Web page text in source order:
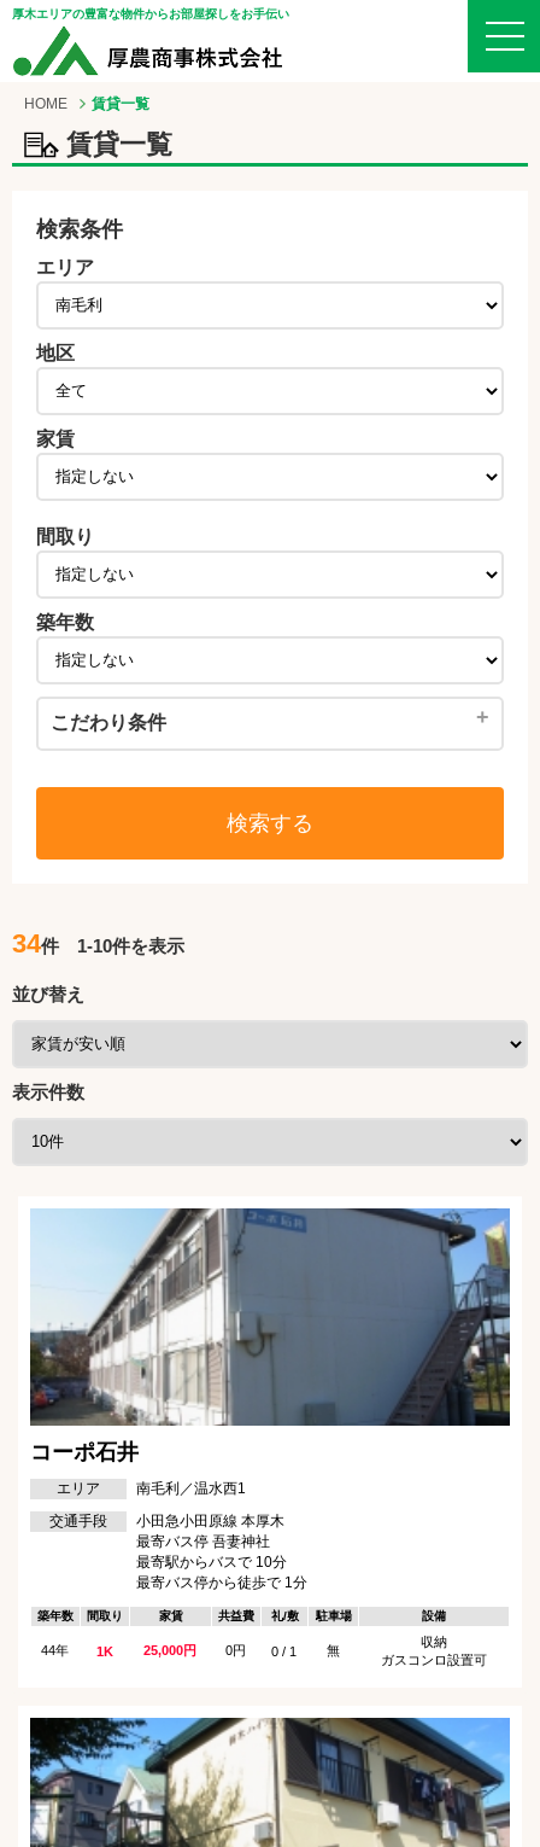
厚木エリアの豊富な物件からお部屋探しをお手伝い
HOME 賃貸一覧
賃貸一覧
検索条件
エリア
地区
家賃
間取り
築年数
こだわり条件 +
検索する
34件 1-10件を表示
並び替え
表示件数
コーポ石井
エリア
南毛利／温水西1
交通手段
小田急小田原線 本厚木
最寄バス停 吾妻神社
最寄駅からバスで 10分
最寄バス停から徒歩で 1分
築年数 間取り 家賃 共益費 礼/敷 駐車場 設備
44年 1K 25,000円 0円 0 / 1 無
収納
ガスコンロ設置可